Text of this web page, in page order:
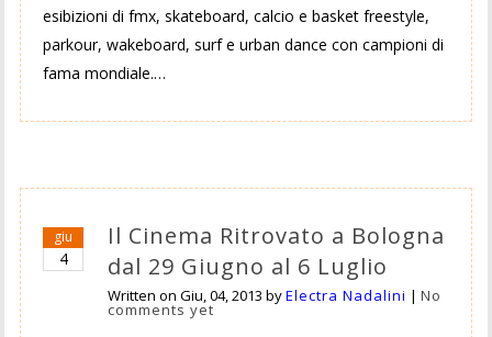
esibizioni di fmx, skateboard, calcio e basket freestyle,
parkour, wakeboard, surf e urban dance con campioni di
fama mondiale.…
giu
4
Il Cinema Ritrovato a Bologna
dal 29 Giugno al 6 Luglio
Written onGiu, 04, 2013 byElectra Nadalini |No
comments yet